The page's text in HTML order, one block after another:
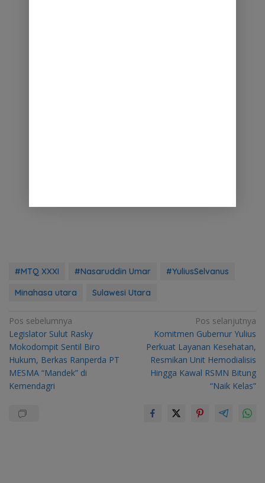
#MTQ XXXI #Nasaruddin Umar
#YuliusSelvanus
Minahasa utara
Sulawesi Utara
Navigasi
pos
Pos sebelumnya
Legislator Sulut Rasky
Mokodompit Sentil Biro
Hukum, Berkas Ranperda PT
MESMA “Mandek” di
Kemendagri
Pos selanjutnya
Komitmen Gubernur Yulius
Perkuat Layanan Kesehatan,
Resmikan Unit Hemodialisis
Hingga Kawal RSMN Bitung
“Naik Kelas”